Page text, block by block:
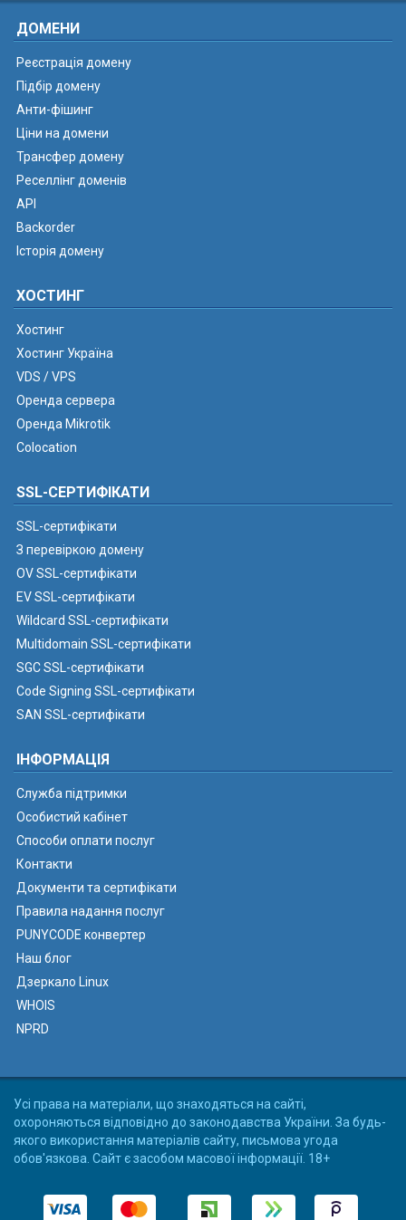
ДОМЕНИ
Реєстрація домену
Підбір домену
Анти-фішинг
Ціни на домени
Трансфер домену
Реселлінг доменів
API
Backorder
Історія домену
ХОСТИНГ
Хостинг
Хостинг Україна
VDS / VPS
Оренда сервера
Оренда Mikrotik
Colocation
SSL-СЕРТИФІКАТИ
SSL-сертифікати
З перевіркою домену
OV SSL-сертифікати
EV SSL-сертифікати
Wildcard SSL-сертифікати
Multidomain SSL-сертифікати
SGC SSL-сертифікати
Code Signing SSL-сертифікати
SAN SSL-сертифікати
ІНФОРМАЦІЯ
Служба підтримки
Особистий кабінет
Способи оплати послуг
Контакти
Документи та сертифікати
Правила надання послуг
PUNYCODE конвертер
Наш блог
Дзеркало Linux
WHOIS
NPRD
Усі права на матеріали, що знаходяться на сайті,
охороняються відповідно до законодавства України. За будь-
якого використання матеріалів сайту, письмова угода
обов'язкова. Сайт є засобом масової інформації. 18+